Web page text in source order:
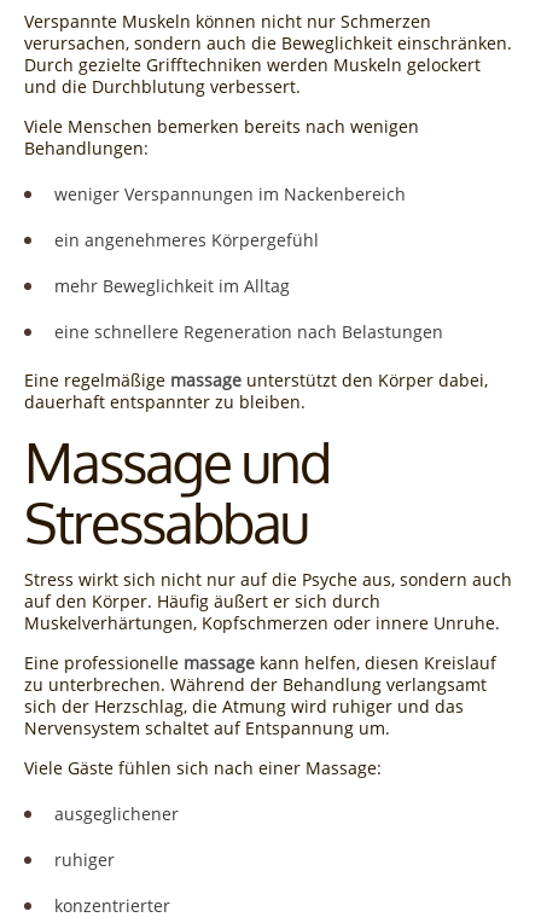
Verspannte Muskeln können nicht nur Schmerzen
verursachen, sondern auch die Beweglichkeit einschränken.
Durch gezielte Grifftechniken werden Muskeln gelockert
und die Durchblutung verbessert.
Viele Menschen bemerken bereits nach wenigen
Behandlungen:
weniger Verspannungen im Nackenbereich
ein angenehmeres Körpergefühl
mehr Beweglichkeit im Alltag
eine schnellere Regeneration nach Belastungen
Eine regelmäßige massage unterstützt den Körper dabei,
dauerhaft entspannter zu bleiben.
Massage und
Stressabbau
Stress wirkt sich nicht nur auf die Psyche aus, sondern auch
auf den Körper. Häufig äußert er sich durch
Muskelverhärtungen, Kopfschmerzen oder innere Unruhe.
Eine professionelle massage kann helfen, diesen Kreislauf
zu unterbrechen. Während der Behandlung verlangsamt
sich der Herzschlag, die Atmung wird ruhiger und das
Nervensystem schaltet auf Entspannung um.
Viele Gäste fühlen sich nach einer Massage:
ausgeglichener
ruhiger
konzentrierter